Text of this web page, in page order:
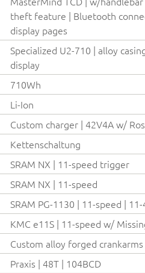
theft feature | Bluetooth
display pages
Specialized U2-710 | alloy
display
710Wh
Li-Ion
Custom charger | 42V4A w/
Kettenschaltung
SRAM NX | 11-speed trigger
SRAM NX | 11-speed
SRAM PG-1130 | 11-speed |
KMC e11S | 11-speed w/
Custom alloy forged crankarms
Praxis | 48T | 104BCD